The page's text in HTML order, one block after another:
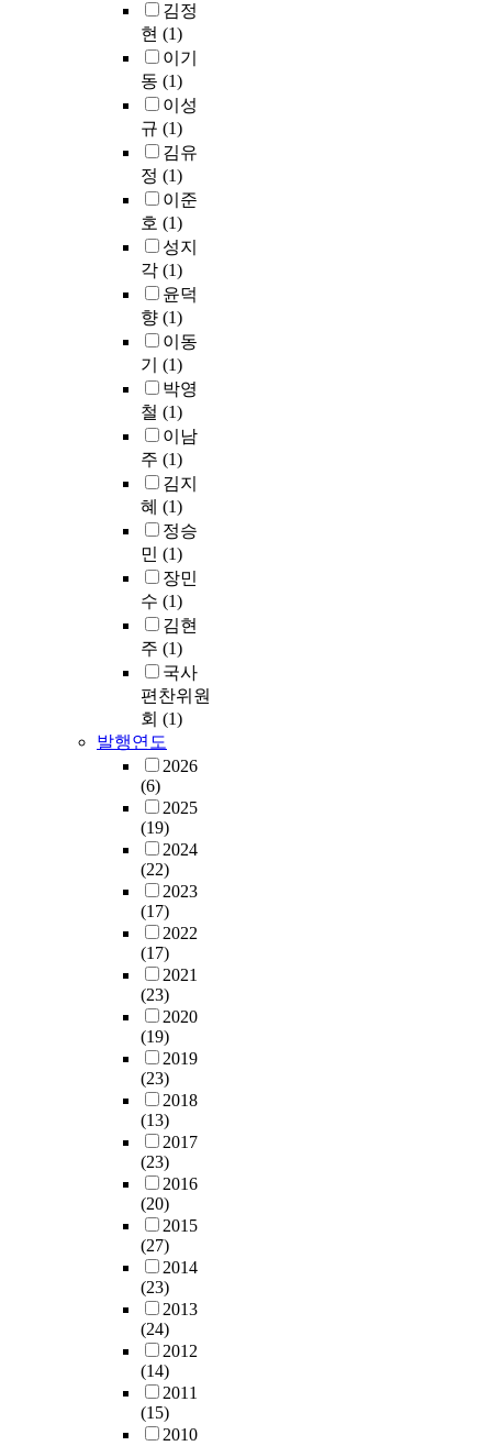
김정
현 (1)
이기
동 (1)
이성
규 (1)
김유
정 (1)
이준
호 (1)
성지
각 (1)
윤덕
향 (1)
이동
기 (1)
박영
철 (1)
이남
주 (1)
김지
혜 (1)
정승
민 (1)
장민
수 (1)
김현
주 (1)
국사
편찬위원
회 (1)
발행연도
2026
(6)
2025
(19)
2024
(22)
2023
(17)
2022
(17)
2021
(23)
2020
(19)
2019
(23)
2018
(13)
2017
(23)
2016
(20)
2015
(27)
2014
(23)
2013
(24)
2012
(14)
2011
(15)
2010